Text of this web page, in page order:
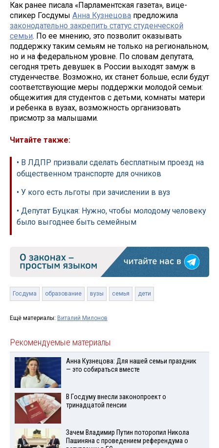
Как ранее писала «Парламентская газета», вице-
спикер Госдумы Анна Кузнецова предложила
законодательно закрепить статус студенческой
семьи. По ее мнению, это позволит оказывать
поддержку таким семьям не только на региональном,
но и на федеральном уровне. По словам депутата,
сегодня треть девушек в России выходят замуж в
студенчестве. Возможно, их станет больше, если будут
соответствующие меры поддержки молодой семьи:
общежития для студентов с детьми, комнаты матери
и ребенка в вузах, возможность организовать
присмотр за малышами.
Читайте также:
• В ЛДПР призвали сделать бесплатным проезд на
общественном транспорте для очников
• У кого есть льготы при зачислении в вуз
• Депутат Буцкая: Нужно, чтобы молодому человеку
было выгоднее быть семейным
Госдума образование вузы семья дети
Ещё материалы: Виталий Милонов
Рекомендуемые материалы
Анна Кузнецова: Для нашей семьи праздник
— это собираться вместе
В Госдуму внесли законопроект о
тринадцатой пенсии
Зачем Владимир Путин поторопил Никола
Пашиняна с проведением референдума о